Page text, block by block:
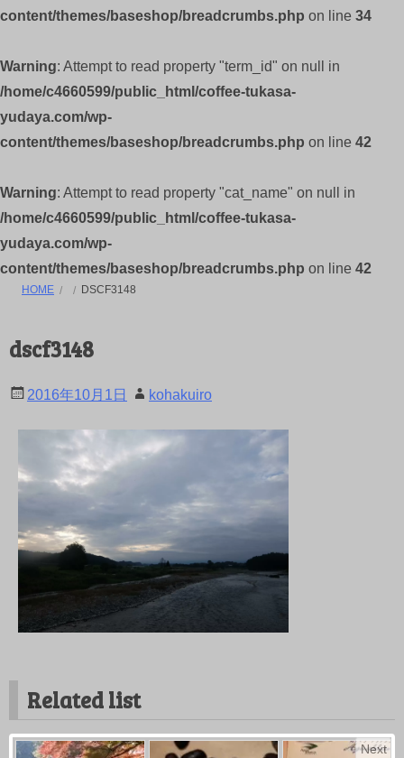
content/themes/baseshop/breadcrumbs.php on line 34
Warning: Attempt to read property "term_id" on null in
/home/c4660599/public_html/coffee-tukasa-
yudaya.com/wp-
content/themes/baseshop/breadcrumbs.php on line 42
Warning: Attempt to read property "cat_name" on null in
/home/c4660599/public_html/coffee-tukasa-
yudaya.com/wp-
content/themes/baseshop/breadcrumbs.php on line 42
HOME DSCF3148
dscf3148
2016年10月1日 kohakuiro
Related list
Next